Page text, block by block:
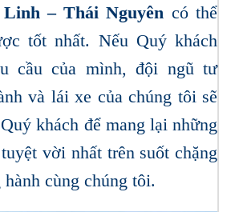
– Thái Nguyên có thể
tốt nhất. Nếu Quý khách
cầu của mình, đội ngũ tư
và lái xe của chúng tôi sẽ
khách để mang lại những
vời nhất trên suốt chặng
cùng chúng tôi.